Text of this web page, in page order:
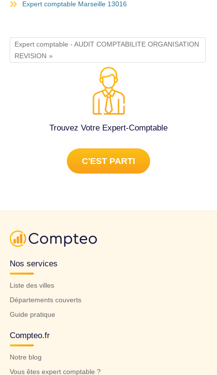
Expert comptable Marseille 13016
Expert comptable - AUDIT COMPTABILITE ORGANISATION
REVISION
Trouvez Votre Expert-Comptable
C'EST PARTI
Nos services
Liste des villes
Départements couverts
Guide pratique
Compteo.fr
Notre blog
Vous êtes expert comptable ?